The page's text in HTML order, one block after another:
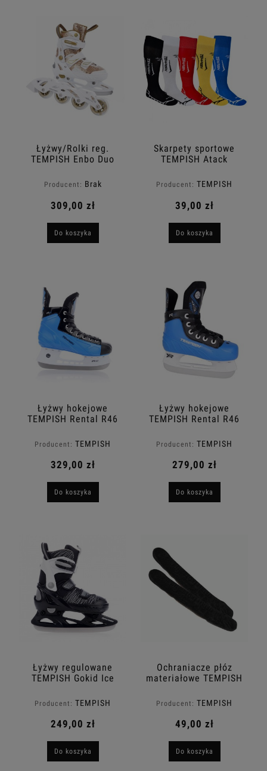
Łyżwy/Rolki reg.
TEMPISH Enbo Duo
Producent: Brak
309,00 zł
Do koszyka
Skarpety sportowe
TEMPISH Atack
Producent: TEMPISH
39,00 zł
Do koszyka
Łyżwy hokejowe
TEMPISH Rental R46
Producent: TEMPISH
329,00 zł
Do koszyka
Łyżwy hokejowe
TEMPISH Rental R46
Producent: TEMPISH
279,00 zł
Do koszyka
Łyżwy regulowane
TEMPISH Gokid Ice
Producent: TEMPISH
249,00 zł
Do koszyka
Ochraniacze płóz
materiałowe TEMPISH
Producent: TEMPISH
49,00 zł
Do koszyka